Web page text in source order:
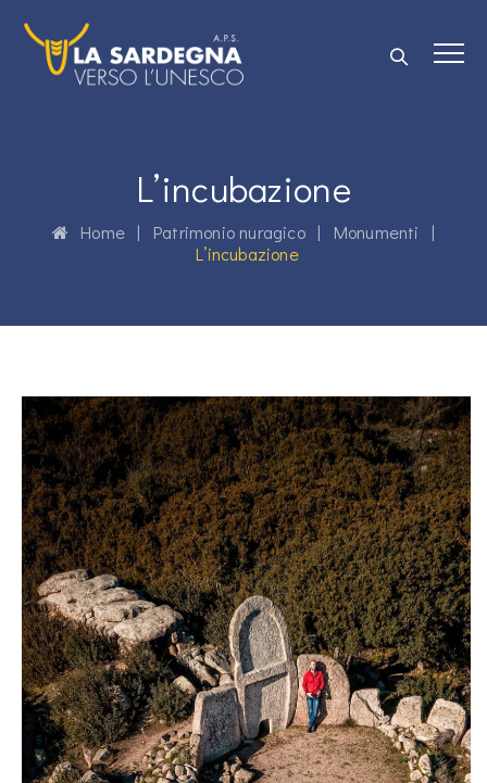
L’incubazione
Home | Patrimonio nuragico| Monumenti |
L’incubazione